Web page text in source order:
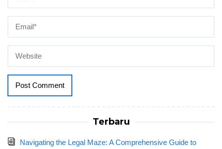
Terbaru
Navigating the Legal Maze: A Comprehensive Guide to